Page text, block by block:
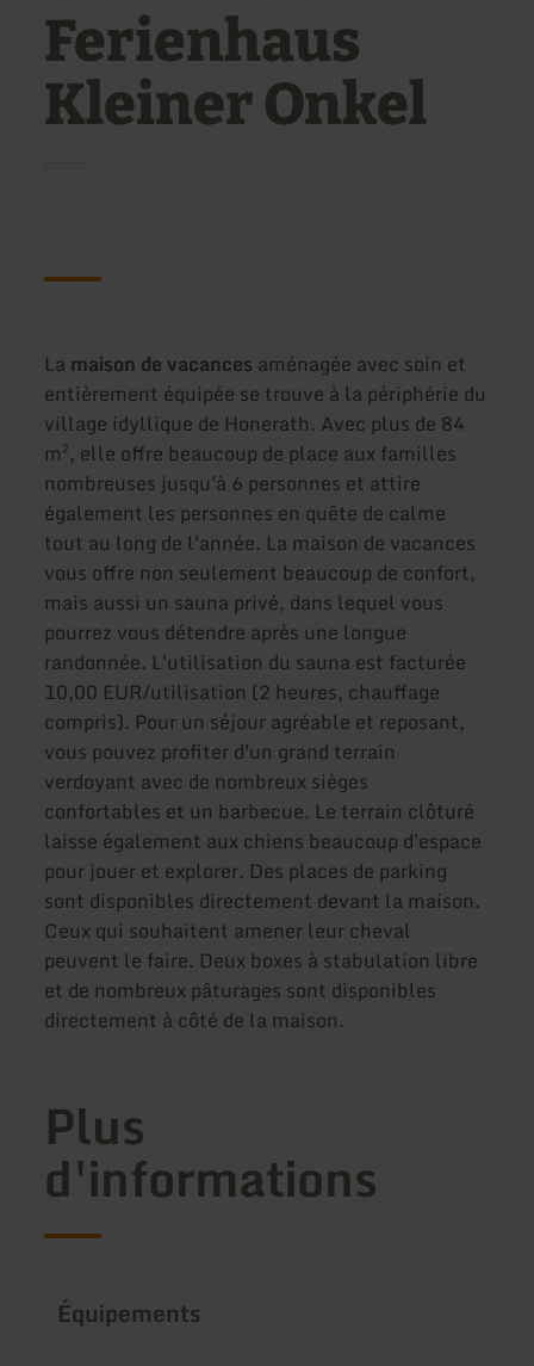
Ferienhaus
Kleiner Onkel
La maison de vacances aménagée avec soin et
entièrement équipée se trouve à la périphérie du
village idyllique de Honerath. Avec plus de 84
m², elle offre beaucoup de place aux familles
nombreuses jusqu'à 6 personnes et attire
également les personnes en quête de calme
tout au long de l'année. La maison de vacances
vous offre non seulement beaucoup de confort,
mais aussi un sauna privé, dans lequel vous
pourrez vous détendre après une longue
randonnée. L'utilisation du sauna est facturée
10,00 EUR/utilisation (2 heures, chauffage
compris). Pour un séjour agréable et reposant,
vous pouvez profiter d'un grand terrain
verdoyant avec de nombreux sièges
confortables et un barbecue. Le terrain clôturé
laisse également aux chiens beaucoup d'espace
pour jouer et explorer. Des places de parking
sont disponibles directement devant la maison.
Ceux qui souhaitent amener leur cheval
peuvent le faire. Deux boxes à stabulation libre
et de nombreux pâturages sont disponibles
directement à côté de la maison.
Plus
d'informations
Équipements